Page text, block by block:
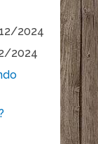
2024
2024